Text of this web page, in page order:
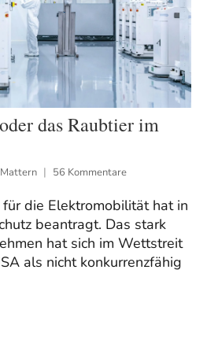
das Raubtier im
Mattern 56 Kommentare
die Elektromobilität hat in
beantragt. Das stark
hat sich im Wettstreit
als nicht konkurrenzfähig